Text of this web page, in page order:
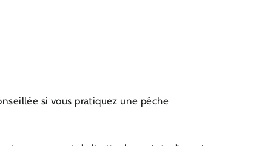
si vous pratiquez une pêche